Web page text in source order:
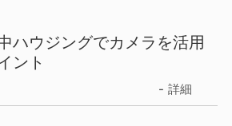
ハウジングでカメラを活用
ント
詳細